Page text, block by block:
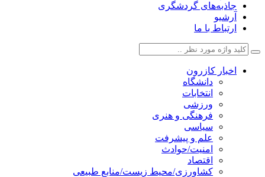
جاذبه‌های گردشگری
آرشیو
ارتباط با ما
اخبار کازرون
دانشگاه
انتخابات
ورزشی
فرهنگی و هنری
سیاسی
علم و پیشرفت
امنیت/حوادث
اقتصاد
کشاورزی/محیط زیست/منابع طبیعی